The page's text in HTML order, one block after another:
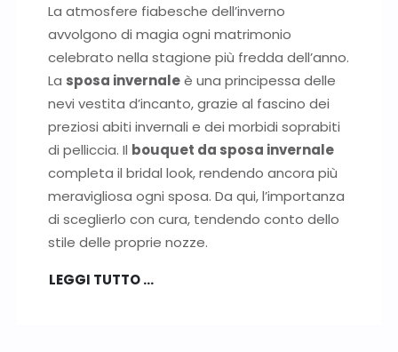
La atmosfere fiabesche dell’inverno
avvolgono di magia ogni matrimonio
celebrato nella stagione più fredda dell’anno.
La sposa invernaleè una principessa delle
nevi vestita d’incanto, grazie al fascino dei
preziosi abiti invernali e dei morbidi soprabiti
di pelliccia. Il bouquet da sposa invernale
completa il bridal look, rendendo ancora più
meravigliosa ogni sposa. Da qui, l’importanza
di sceglierlo con cura, tendendo conto dello
stile delle proprie nozze.
LEGGI TUTTO …